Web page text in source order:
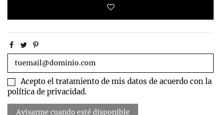
Acepto el tratamiento de mis datos de acuerdo con la
política de privacidad.